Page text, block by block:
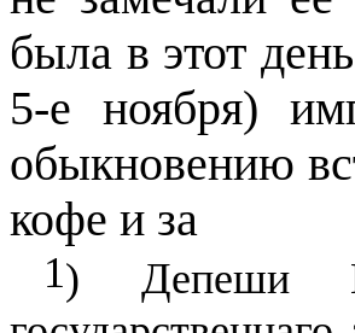
была в этот
5-е ноября)
обыкновению
кофе и за
1) Депеши